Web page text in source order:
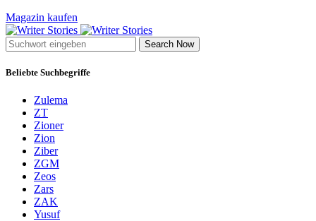
Magazin kaufen
Search Now
Beliebte Suchbegriffe
Zulema
ZT
Zioner
Zion
Ziber
ZGM
Zeos
Zars
ZAK
Yusuf